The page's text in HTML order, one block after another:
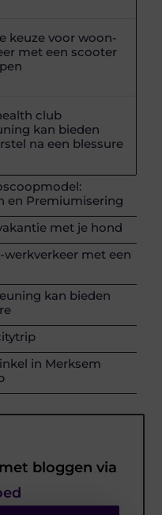
keuze voor woon-
met een scooter
club
kan bieden
na een blessure
en Premiumisering
met je hond
met een
kan bieden
in Merksem
bloggen via